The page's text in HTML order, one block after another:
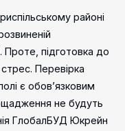
районі
Проте, підготовка до
Перевірка
є обов’язковим
не будуть
ГлобалБУД Юкрейн